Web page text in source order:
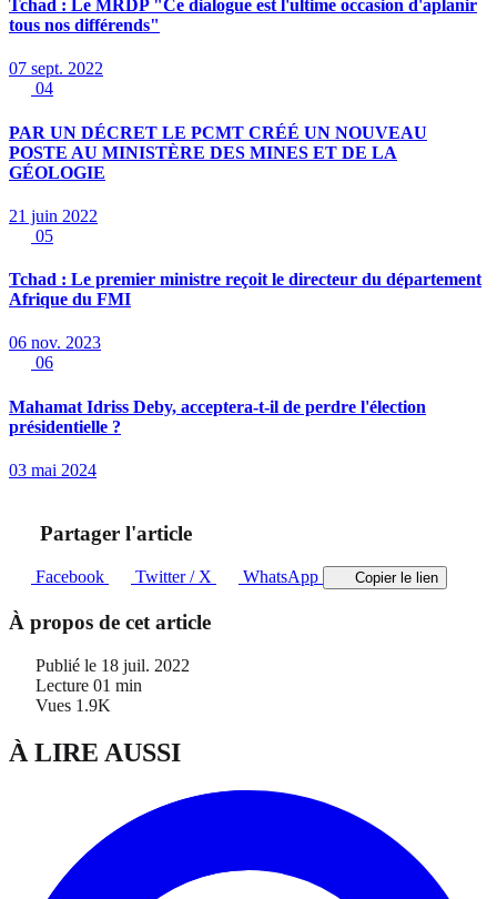
Tchad : Le MRDP "Ce dialogue est l'ultime occasion d'aplanir
tous nos différends"
07 sept. 2022
04
PAR UN DÉCRET LE PCMT CRÉÉ UN NOUVEAU
POSTE AU MINISTÈRE DES MINES ET DE LA
GÉOLOGIE
21 juin 2022
05
Tchad : Le premier ministre reçoit le directeur du département
Afrique du FMI
06 nov. 2023
06
Mahamat Idriss Deby, acceptera-t-il de perdre l'élection
présidentielle ?
03 mai 2024
Partager l'article
Facebook Twitter / X WhatsApp Copier le lien
À propos de cet article
Publié le 18 juil. 2022
Lecture 01 min
Vues 1.9K
À LIRE AUSSI